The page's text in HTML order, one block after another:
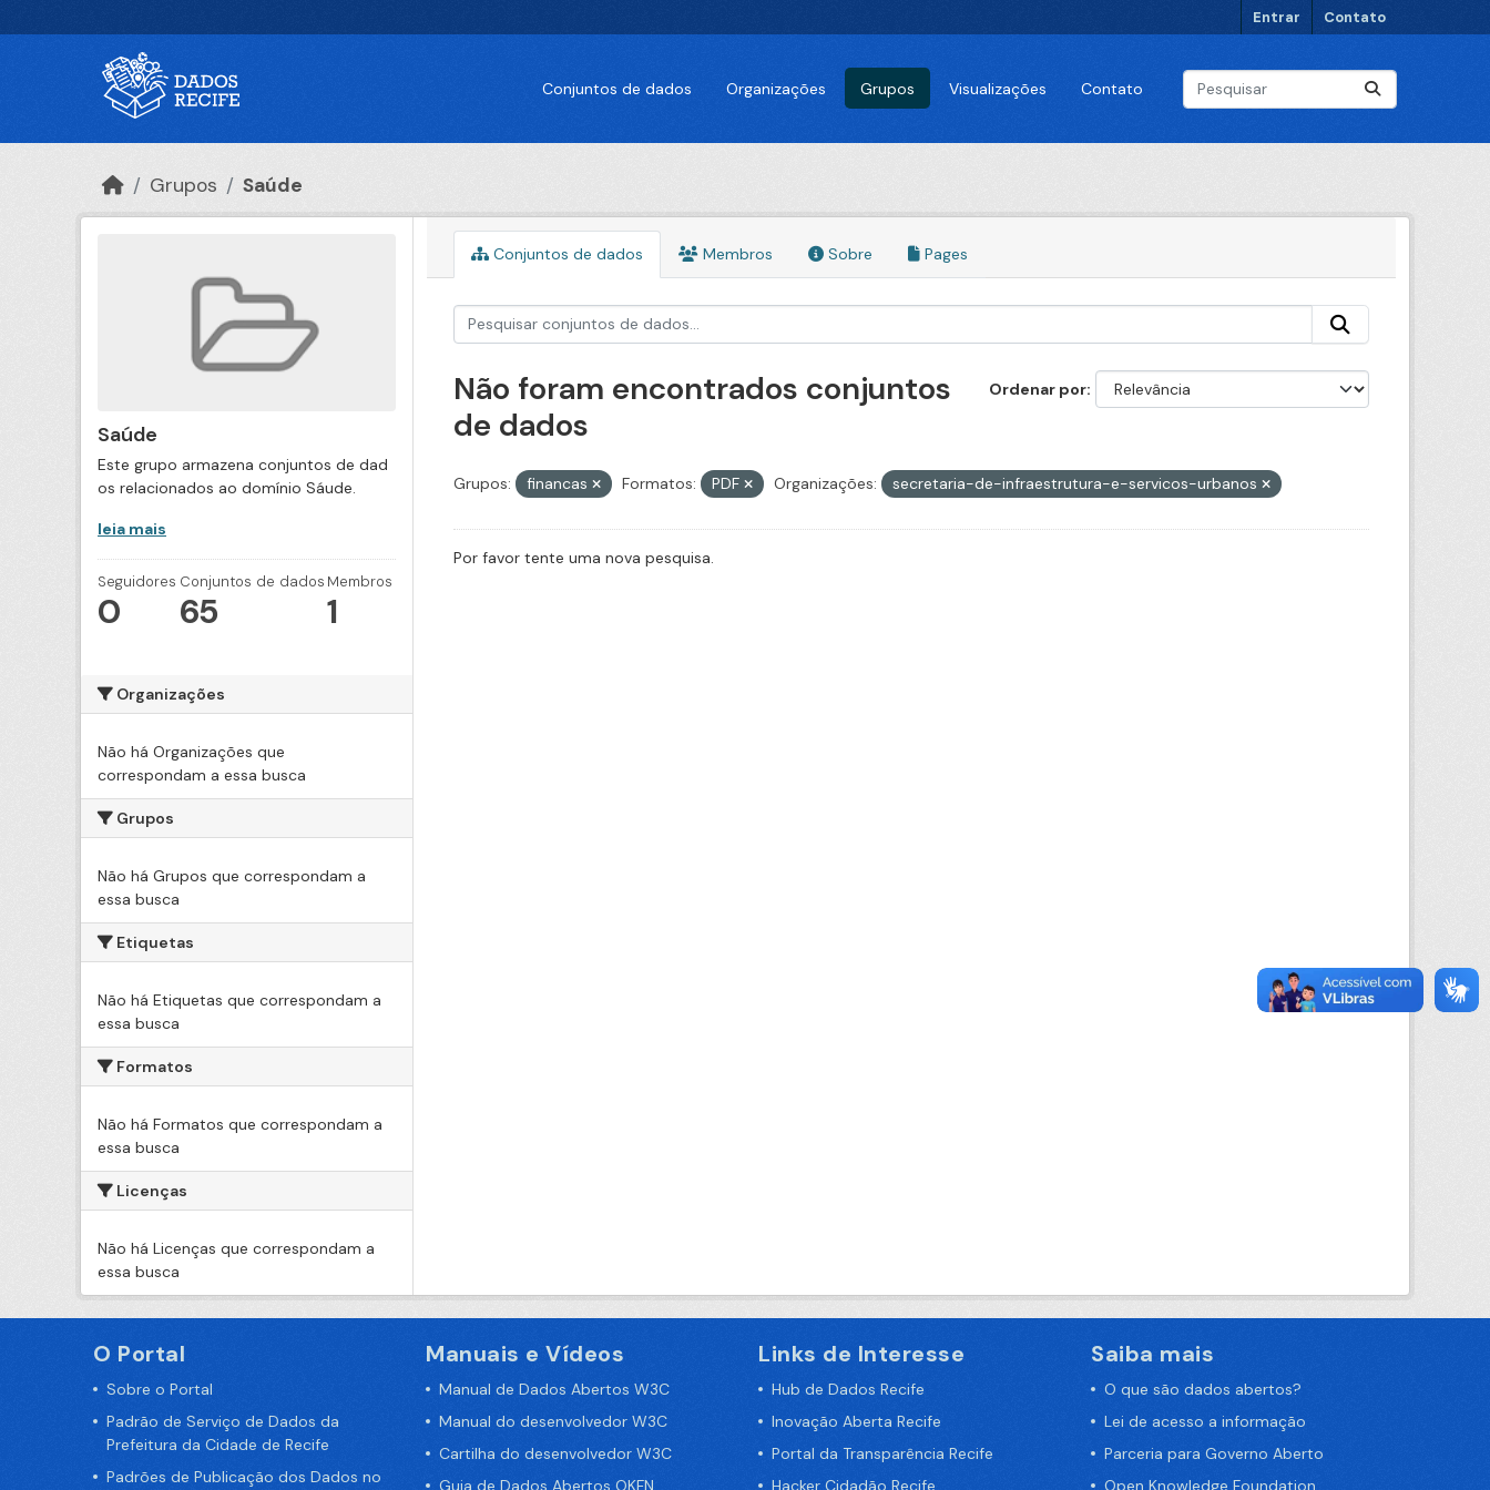
Entrar Contato
Conjuntos de dados Organizações Grupos Visualizações Contato
Grupos Saúde
Saúde
Este grupo armazena conjuntos de dad
os relacionados ao domínio Sáude.
leia mais
Seguidores
0
Conjuntos de dados
65
Membros
1
Organizações
Não há Organizações que
correspondam a essa busca
Grupos
Não há Grupos que correspondam a
essa busca
Etiquetas
Não há Etiquetas que correspondam a
essa busca
Formatos
Não há Formatos que correspondam a
essa busca
Licenças
Não há Licenças que correspondam a
essa busca
Conjuntos de dados Membros Sobre Pages
Ordenar por
Não foram encontrados conjuntos
de dados
Grupos: financas Formatos: PDF Organizações: secretaria-de-infraestrutura-e-servicos-urbanos
Por favor tente uma nova pesquisa.
O Portal
Sobre o Portal
Padrão de Serviço de Dados da
Prefeitura da Cidade de Recife
Padrões de Publicação dos Dados no
Manuais e Vídeos
Manual de Dados Abertos W3C
Manual do desenvolvedor W3C
Cartilha do desenvolvedor W3C
Guia de Dados Abertos OKFN
Links de Interesse
Hub de Dados Recife
Inovação Aberta Recife
Portal da Transparência Recife
Hacker Cidadão Recife
Saiba mais
O que são dados abertos?
Lei de acesso a informação
Parceria para Governo Aberto
Open Knowledge Foundation